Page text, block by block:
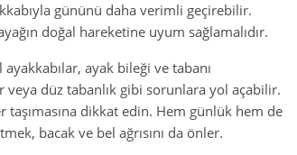
gününü daha verimli geçirebilir.
doğal hareketine uyum sağlamalıdır.
ayak bileği ve tabanı
düz tabanlık gibi sorunlara yol açabilir.
dikkat edin. Hem günlük hem de
bacak ve bel ağrısını da önler.